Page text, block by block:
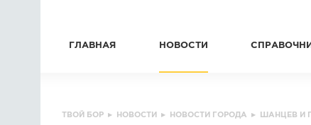
ГЛАВНАЯ НОВОСТИ
ТВОЙ БОР ▸ НОВОСТИ ▸ НОВОСТИ ГОРОДА ▸
ШАНЦЕВ И